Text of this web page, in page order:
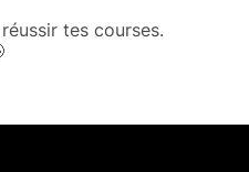
tes courses.